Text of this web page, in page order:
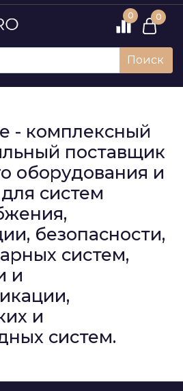
0 0
Поиск
- комплексный
поставщик
оборудования и
систем
безопасности,
систем,
и
и
систем.